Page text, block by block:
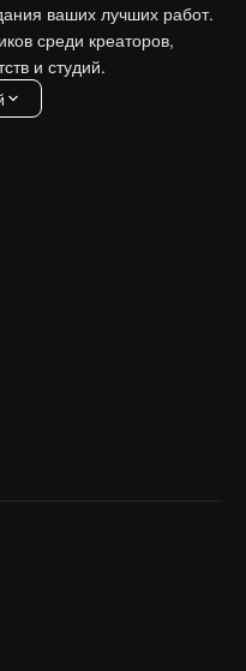
ваших лучших работ.
среди креаторов,
и студий.